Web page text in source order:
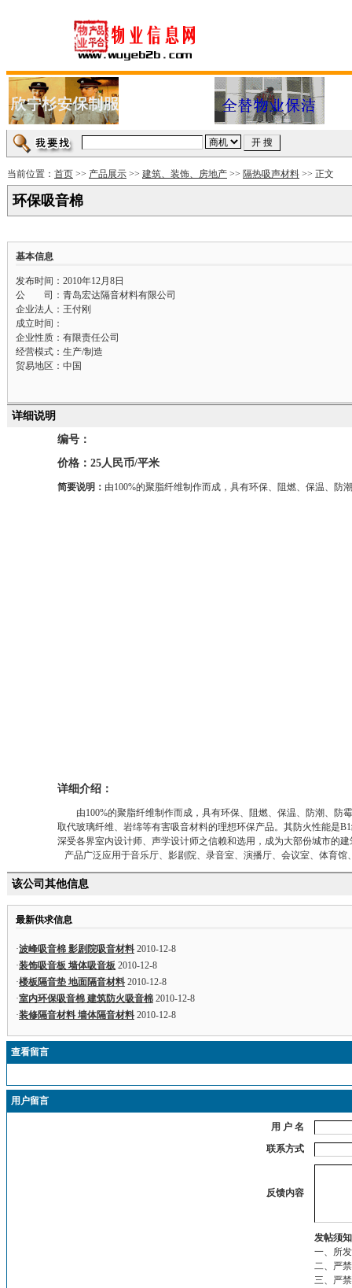
当前位置： 首页 >> 产品展示 >> 建筑、装饰、房地产 >> 隔热吸声材料 >> 正文
环保吸音棉
基本信息
发布时间：2010年12月8日
公 司：青岛宏达隔音材料有限公司
企业法人：王付刚
成立时间：
企业性质：有限责任公司
经营模式：生产/制造
贸易地区：中国
详细说明
编号：
价格：25人民币/平米
简要说明： 由100%的聚脂纤维制作而成，具有环保、阻燃、保温、
详细介绍：
由100%的聚脂纤维制作而成，具有环保、阻燃、保温、防潮、防
取代玻璃纤维、岩绵等有害吸音材料的理想环保产品。其防火性能是
深受各界室内设计师、声学设计师之信赖和选用，成为大部份城市的
产品广泛应用于音乐厅、影剧院、录音室、演播厅、会议室、体育
该公司其他信息
最新供求信息
·波峰吸音棉 影剧院吸音材料 2010-12-8
·装饰吸音板 墙体吸音板 2010-12-8
·楼板隔音垫 地面隔音材料 2010-12-8
·室内环保吸音棉 建筑防火吸音棉 2010-12-8
·装修隔音材料 墙体隔音材料 2010-12-8
查看留言
用户留言
用 户 名
联系方式
反馈内容
发帖须
一、所
二、严
三、严